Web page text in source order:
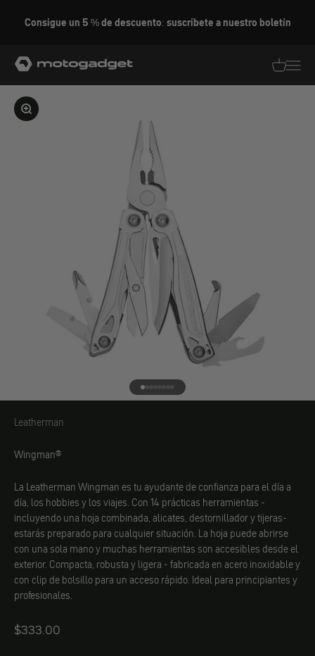
Consigue un 5 % de descuento: suscríbete a nuestro boletín
motogadget GmbH
Ampliar la imagen
Ir al elemento 1
Ir al elemento 2
Ir al elemento 3
Ir al elemento 4
Ir al elemento 5
Ir al elemento 6
Ir al elemento 7
Ir al elemento 8
Leatherman
Leatherman
Wingman®
La Leatherman Wingman es tu ayudante de confianza para el día a
día, los hobbies y los viajes. Con 14 prácticas herramientas -
incluyendo una hoja combinada, alicates, destornillador y tijeras-
estarás preparado para cualquier situación. La hoja puede abrirse
con una sola mano y muchas herramientas son accesibles desde el
exterior. Compacta, robusta y ligera - fabricada en acero inoxidable y
con clip de bolsillo para un acceso rápido. Ideal para principiantes y
profesionales.
Angebot
$333.00